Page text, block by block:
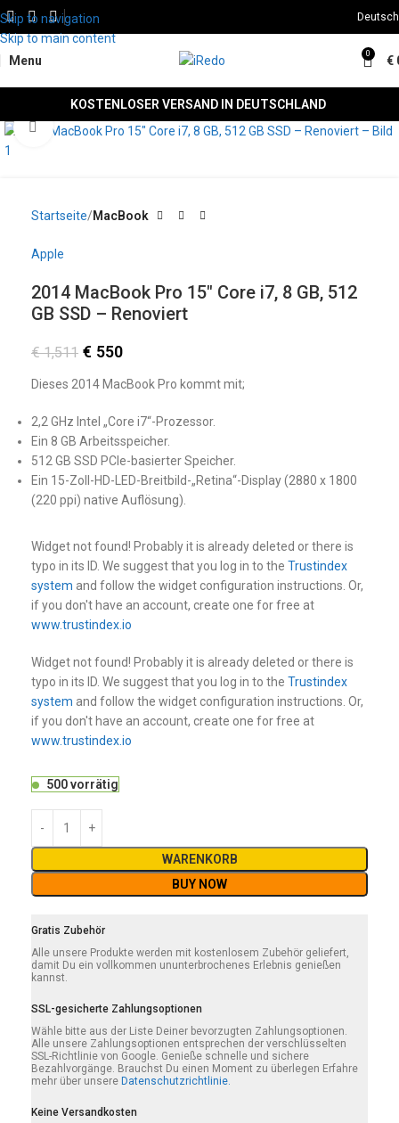
Skip to navigation
Skip to main content
Deutsch
Menu 0 €
KOSTENLOSER VERSAND IN DEUTSCHLAND
SALE
Click to enlarge
Startseite MacBook
Apple
2014 MacBook Pro 15″ Core i7, 8 GB, 512
GB SSD – Renoviert
€1,511 € 550
Dieses 2014 MacBook Pro kommt mit;
2,2 GHz Intel „Core i7“-Prozessor.
Ein 8 GB Arbeitsspeicher.
512 GB SSD PCIe-basierter Speicher.
Ein 15-Zoll-HD-LED-Breitbild-„Retina“-Display (2880 x 1800
(220 ppi) native Auflösung).
Widget not found! Probably it is already deleted or there is
typo in its ID. We suggest that you log in to the Trustindex
system and follow the widget configuration instructions. Or,
if you don't have an account, create one for free at
www.trustindex.io
Widget not found! Probably it is already deleted or there is
typo in its ID. We suggest that you log in to the Trustindex
system and follow the widget configuration instructions. Or,
if you don't have an account, create one for free at
www.trustindex.io
500 vorrätig
WARENKORB
BUY NOW
Gratis Zubehör
Alle unsere Produkte werden mit kostenlosem Zubehör geliefert,
damit Du ein vollkommen ununterbrochenes Erlebnis genießen
kannst.
SSL-gesicherte Zahlungsoptionen
Wähle bitte aus der Liste Deiner bevorzugten Zahlungsoptionen.
Alle unsere Zahlungsoptionen entsprechen der verschlüsselten
SSL-Richtlinie von Google. Genieße schnelle und sichere
Bezahlvorgänge. Brauchst Du einen Moment zu überlegen Erfahre
mehr über unsere Datenschutzrichtlinie.
Keine Versandkosten